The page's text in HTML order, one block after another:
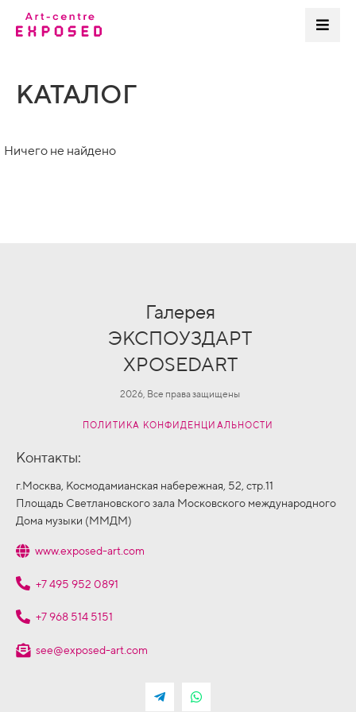
КАТАЛОГ
Ничего не найдено
Галерея
ЭКСПОУЗДАРТ
XPOSEDART
2026, Все права защищены
ПОЛИТИКА КОНФИДЕНЦИАЛЬНОСТИ
Контакты:
г.Москва, Космодамианская набережная, 52, стр.11
Площадь Светлановского зала Московского международного
Дома музыки (ММДМ)
www.exposed-art.com
+7 495 952 0891
+7 968 514 5151
see@exposed-art.com